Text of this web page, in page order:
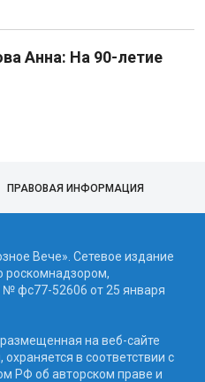
Анна: На 90-летие
ПРАВОВАЯ ИНФОРМАЦИЯ
Вече». Сетевое издание
роскомнадзором,
№ фc77-52606 от 25 января
на веб-сайте
в соответствии с
РФ об авторском праве и